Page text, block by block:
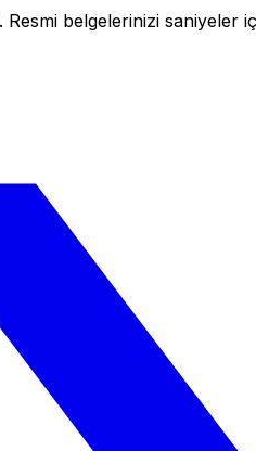
belgelerinizi saniyeler